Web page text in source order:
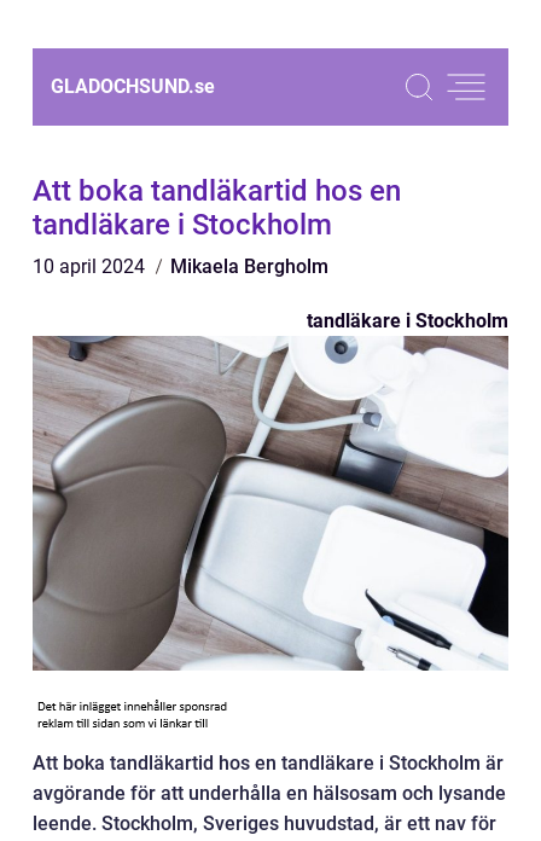
GLADOCHSUND.se
Att boka tandläkartid hos en
tandläkare i Stockholm
10 april 2024 Mikaela Bergholm
tandläkare i Stockholm
Att boka tandläkartid hos en tandläkare i Stockholm är
avgörande för att underhålla en hälsosam och lysande
leende. Stockholm, Sveriges huvudstad, är ett nav för